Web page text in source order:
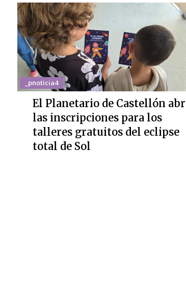
_pnoticia4
El Planetario de Castellón
las inscripciones para los
talleres gratuitos del eclipse
total de Sol